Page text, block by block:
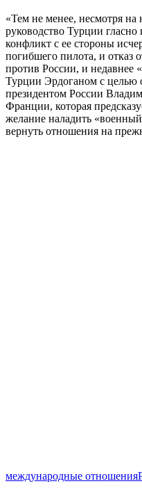
«Тем не менее, несмотря
руководство Турции гласно
конфликт с ее стороны
погибшего пилота, и отказ
против России, и недавнее
Турции Эрдоганом с целью
президентом России
Франции, которая
желание наладить
вернуть отношения на
международные отношения